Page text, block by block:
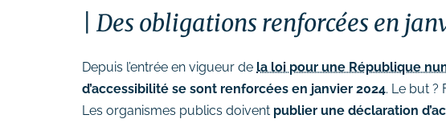
Des obligations renforcées en
Depuis l’entrée en vigueur de la loi pour une République
d’accessibilité se sont renforcées en janvier 2024. Le but ?
Les organismes publics doivent publier une déclaration